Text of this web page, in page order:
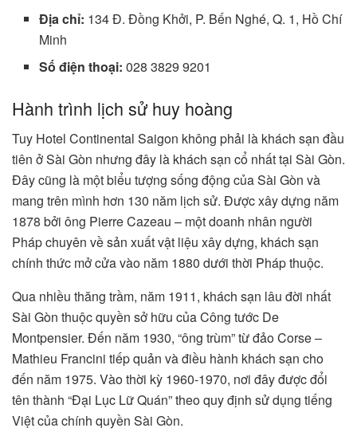
Địa chỉ: 134 Đ. Đồng Khởi, P. Bến Nghé, Q. 1, Hồ Chí
Minh
Số điện thoại: 028 3829 9201
Hành trình lịch sử huy hoàng
Tuy Hotel Continental Saigon không phải là khách sạn đầu
tiên ở Sài Gòn nhưng đây là khách sạn cổ nhất tại Sài Gòn.
Đây cũng là một biểu tượng sống động của Sài Gòn và
mang trên mình hơn 130 năm lịch sử. Được xây dựng năm
1878 bởi ông Pierre Cazeau – một doanh nhân người
Pháp chuyên về sản xuất vật liệu xây dựng, khách sạn
chính thức mở cửa vào năm 1880 dưới thời Pháp thuộc.
Qua nhiều thăng trầm, năm 1911, khách sạn lâu đời nhất
Sài Gòn thuộc quyền sở hữu của Công tước De
Montpensier. Đến năm 1930, “ông trùm” từ đảo Corse –
Mathieu Francini tiếp quản và điều hành khách sạn cho
đến năm 1975. Vào thời kỳ 1960-1970, nơi đây được đổi
tên thành “Đại Lục Lữ Quán” theo quy định sử dụng tiếng
Việt của chính quyền Sài Gòn.